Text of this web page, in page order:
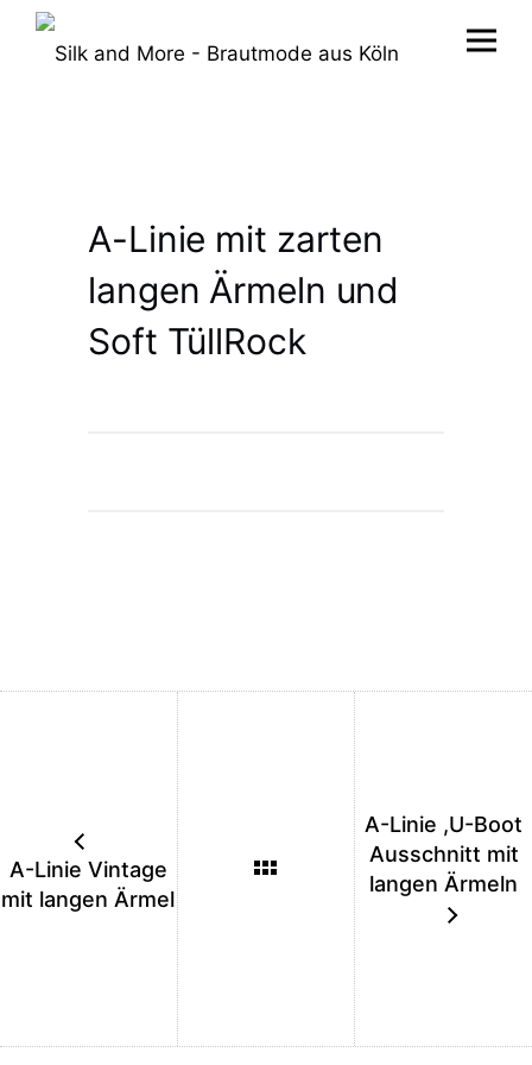
A-Linie mit zarten
langen Ärmeln und
Soft TüllRock
A-Linie Vintage
mit langen Ärmel
A-Linie ,U-Boot
Ausschnitt mit
langen Ärmeln